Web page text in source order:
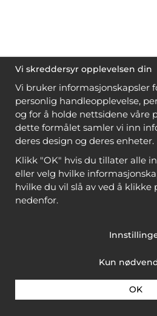
Vi skreddersyr opplevelsen din
Vi bruker informasjonskapsler
personlig handleopplevelse,
og for å holde nettsidene våre
dette formålet samler vi inn
deres design og deres enheter.
Klikk "OK" hvis du tillater alle
eller velg hvilke
hvilke du vil slå av ved å klikke
nedenfor.
Kun
OK